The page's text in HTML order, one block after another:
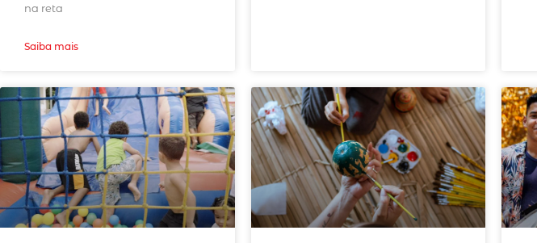
na reta
Saiba mais